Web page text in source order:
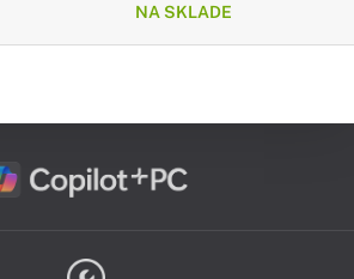
NA SKLADE